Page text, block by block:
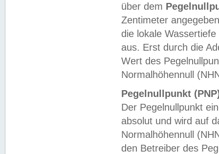
über dem
Zentimeter
die lokale
aus. Erst durch die
Wert des
Normalhöhennull
Pegelnullpunkt
Der Pegelnullpunkt
absolut und wird auf
Normalhöhennull
den Betreiber des